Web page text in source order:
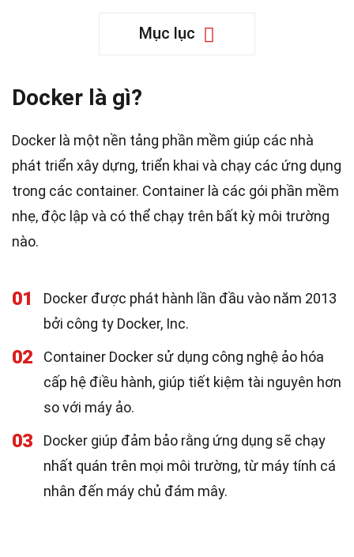
Mục lục
Docker là gì?
Docker là một nền tảng phần mềm giúp các nhà
phát triển xây dựng, triển khai và chạy các ứng dụng
trong các container. Container là các gói phần mềm
nhẹ, độc lập và có thể chạy trên bất kỳ môi trường
nào.
01
Docker được phát hành lần đầu vào năm 2013
bởi công ty Docker, Inc.
02
Container Docker sử dụng công nghệ ảo hóa
cấp hệ điều hành, giúp tiết kiệm tài nguyên hơn
so với máy ảo.
03
Docker giúp đảm bảo rằng ứng dụng sẽ chạy
nhất quán trên mọi môi trường, từ máy tính cá
nhân đến máy chủ đám mây.